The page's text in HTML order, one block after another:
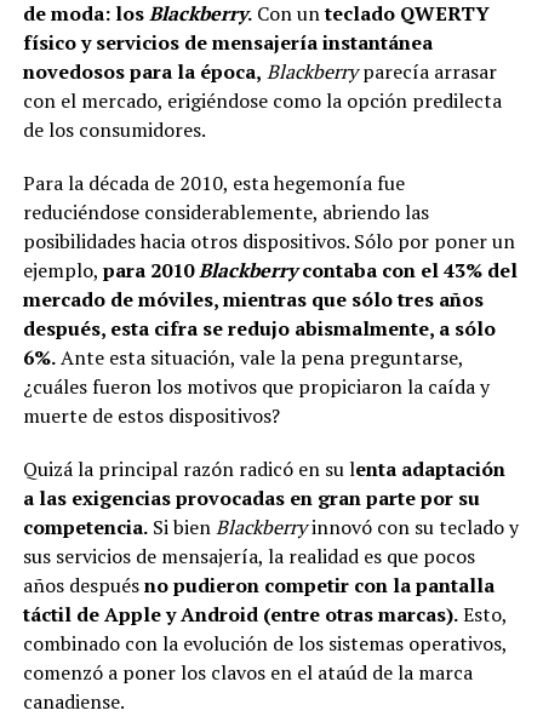
de moda: losBlackberry.Con unteclado QWERTY
físico y servicios de mensajería instantánea
novedosos para la época, Blackberryparecía arrasar
con el mercado, erigiéndose como la opción predilecta
de los consumidores.
Para la década de 2010, esta hegemonía fue
reduciéndose considerablemente, abriendo las
posibilidades hacia otros dispositivos. Sólo por poner un
ejemplo, para 2010Blackberrycontaba con el 43% del
mercado de móviles, mientras que sólo tres años
después, esta cifra se redujo abismalmente, a sólo
6%.Ante esta situación, vale la pena preguntarse,
¿cuáles fueron los motivos que propiciaron la caída y
muerte de estos dispositivos?
Quizá la principal razón radicó en su lenta adaptación
a las exigencias provocadas en gran parte por su
competencia.Si bienBlackberryinnovó con su teclado y
sus servicios de mensajería, la realidad es que pocos
años despuésno pudieron competir con la pantalla
táctil de Apple y Android (entre otras marcas).Esto,
combinado con la evolución de los sistemas operativos,
comenzó a poner los clavos en el ataúd de la marca
canadiense.